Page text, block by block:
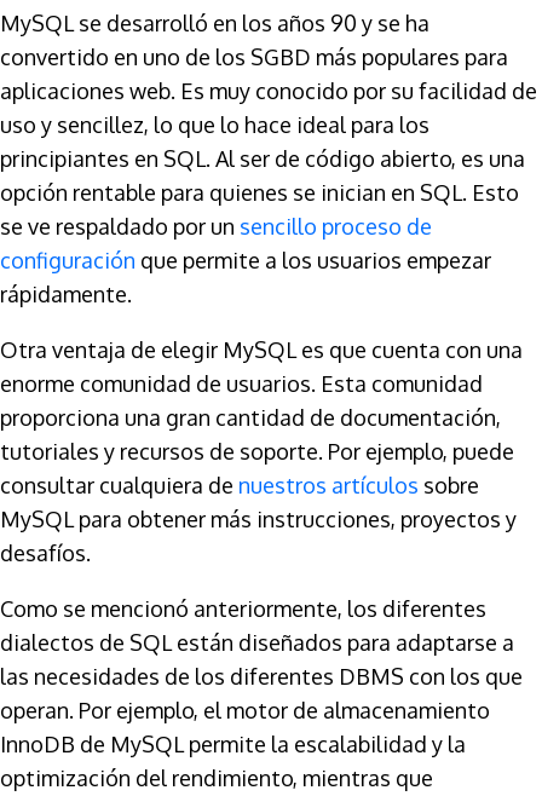
MySQL se desarrolló en los años 90 y se ha
convertido en uno de los SGBD más populares para
aplicaciones web. Es muy conocido por su facilidad de
uso y sencillez, lo que lo hace ideal para los
principiantes en SQL. Al ser de código abierto, es una
opción rentable para quienes se inician en SQL. Esto
se ve respaldado por un sencillo proceso de
configuración que permite a los usuarios empezar
rápidamente.
Otra ventaja de elegir MySQL es que cuenta con una
enorme comunidad de usuarios. Esta comunidad
proporciona una gran cantidad de documentación,
tutoriales y recursos de soporte. Por ejemplo, puede
consultar cualquiera de nuestros artículos sobre
MySQL para obtener más instrucciones, proyectos y
desafíos.
Como se mencionó anteriormente, los diferentes
dialectos de SQL están diseñados para adaptarse a
las necesidades de los diferentes DBMS con los que
operan. Por ejemplo, el motor de almacenamiento
InnoDB de MySQL permite la escalabilidad y la
optimización del rendimiento, mientras que